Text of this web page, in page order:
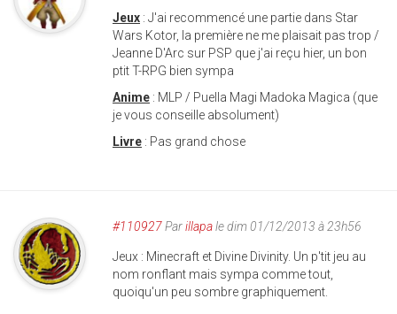
Jeux : J'ai recommencé une partie dans Star
Wars Kotor, la première ne me plaisait pas trop /
Jeanne D'Arc sur PSP que j'ai reçu hier, un bon
ptit T-RPG bien sympa
Anime : MLP / Puella Magi Madoka Magica (que
je vous conseille absolument)
Livre : Pas grand chose
#110927Parillapale dim 01/12/2013 à 23h56
Jeux : Minecraft et Divine Divinity. Un p'tit jeu au
nom ronflant mais sympa comme tout,
quoiqu'un peu sombre graphiquement.